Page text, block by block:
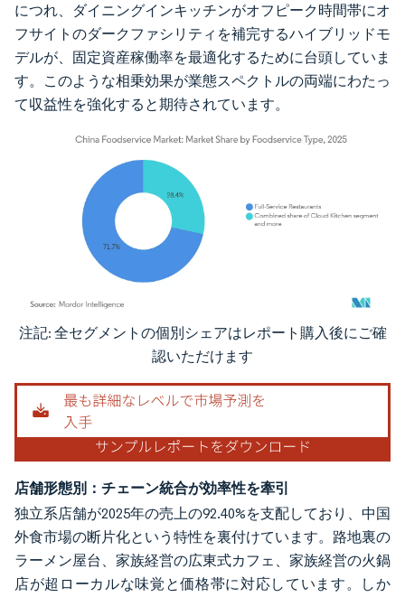
につれ、ダイニングインキッチンがオフピーク時間帯にオ
フサイトのダークファシリティを補完するハイブリッドモ
デルが、固定資産稼働率を最適化するために台頭していま
す。このような相乗効果が業態スペクトルの両端にわたっ
て収益性を強化すると期待されています。
画像 © Mordor Intelligence。再利用にはCC BY 4.0の表示が必要です。
注記: 全セグメントの個別シェアはレポート購入後にご確
認いただけます
店舗形態別：チェーン統合が効率性を牽引
独立系店舗が2025年の売上の92.40%を支配しており、中国
外食市場の断片化という特性を裏付けています。路地裏の
ラーメン屋台、家族経営の広東式カフェ、家族経営の火鍋
店が超ローカルな味覚と価格帯に対応しています。しか